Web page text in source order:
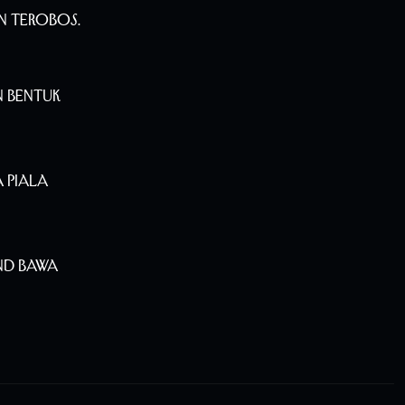
Terobos.
Bentuk
Piala
Bawa